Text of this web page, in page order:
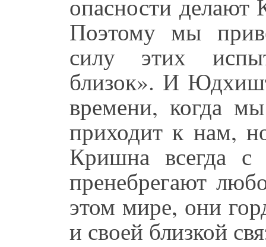
Поэтому мы
силу этих
близок». И
времени, когда
приходит к нам,
Кришна всегда
пренебрегают
этом мире, они
и своей близкой